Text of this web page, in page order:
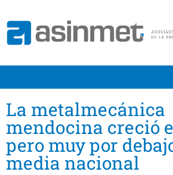
La metalmecánica
mendocina creció
pero muy por
media nacional